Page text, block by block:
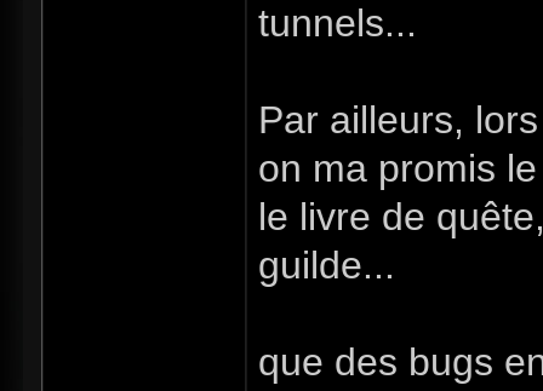
tunnels...
Par ailleurs,
on ma promis
le livre de
guilde...
que des bugs